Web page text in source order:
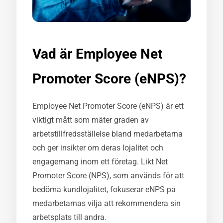
Vad är Employee Net
Promoter Score (eNPS)?
Employee Net Promoter Score (eNPS) är ett
viktigt mått som mäter graden av
arbetstillfredsställelse bland medarbetarna
och ger insikter om deras lojalitet och
engagemang inom ett företag. Likt Net
Promoter Score (NPS), som används för att
bedöma kundlojalitet, fokuserar eNPS på
medarbetarnas vilja att rekommendera sin
arbetsplats till andra.